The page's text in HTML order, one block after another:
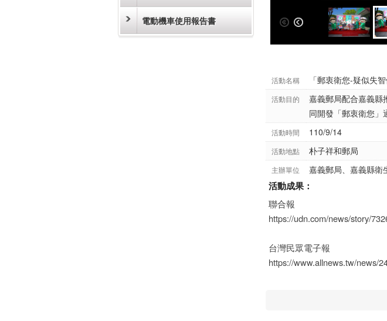
電動機車使用報告書
活動名稱 「郵衷衛您-疑似失
活動目的
嘉義郵局配合嘉義縣
同開發「郵衷衛您」
活動時間 110/9/14
活動地點 朴子祥和郵局
主辦單位 嘉義郵局、嘉義縣衛
活動成果：
聯合報
https://udn.com/news/story/
台灣民眾電子報
https://www.allnews.tw/news/